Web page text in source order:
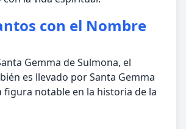
con el Nombre
Gemma de Sulmona, el
es llevado por Santa Gemma
figura notable en la historia de la